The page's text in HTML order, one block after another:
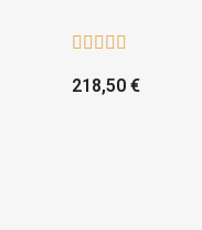
    
218,50 €